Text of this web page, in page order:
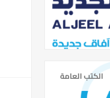
الكتب العامة